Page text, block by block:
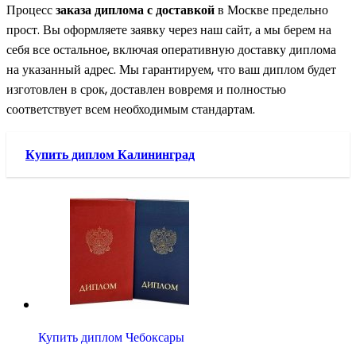
Процессзаказа диплома с доставкойв Москве предельно
прост. Вы оформляете заявку через наш сайт, а мы берем на
себя все остальное, включая оперативную доставку диплома
на указанный адрес. Мы гарантируем, что ваш диплом будет
изготовлен в срок, доставлен вовремя и полностью
соответствует всем необходимым стандартам.
Купить диплом Калининград
Купить диплом Чебоксары